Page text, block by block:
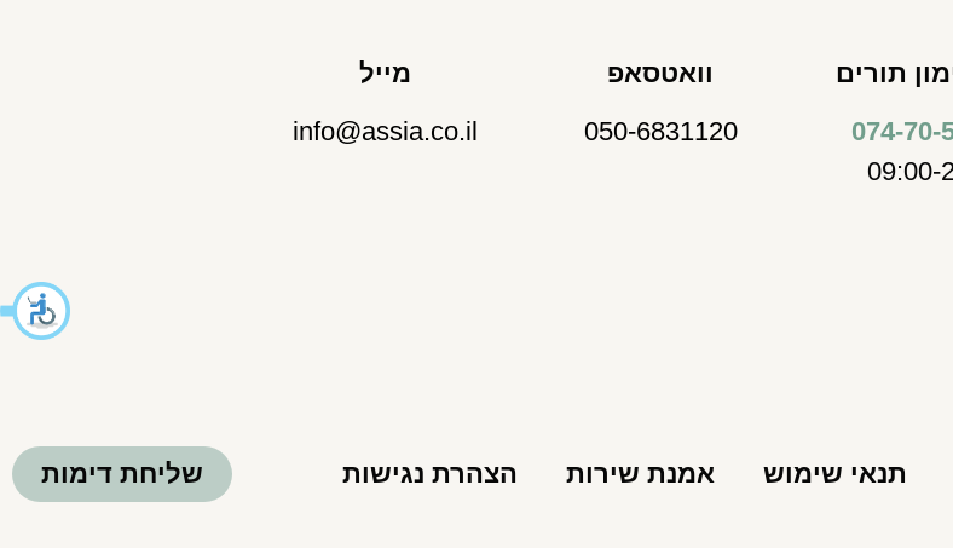
תורים
074-70-
09:00-
וואטסאפ
050-6831120
מייל
info@assia.co.il
תנאי שימוש אמנת שירות הצהרת נגישות שליחת דימות